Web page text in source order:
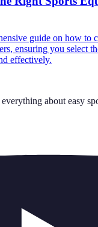
guide on how to
ensuring you select
effectively.
about easy